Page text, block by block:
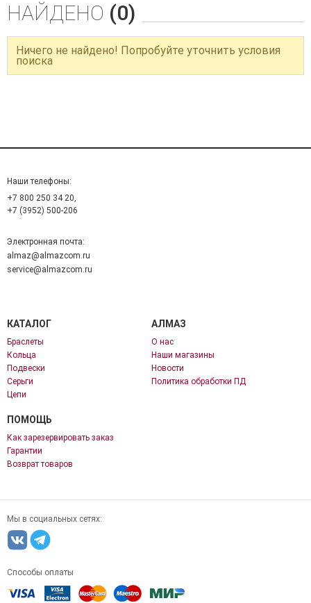
НАЙДЕНО (0)
Ничего не найдено! Попробуйте уточнить условия
поиска
Наши телефоны:
+7 800 250 34 20,
+7 (3952) 500-206
Электронная почта:
almaz@almazcom.ru
service@almazcom.ru
КАТАЛОГ
Браслеты
Кольца
Подвески
Серьги
Цепи
АЛМАЗ
О нас
Наши магазины
Новости
Политика обработки ПД
ПОМОЩЬ
Как зарезервировать заказ
Гарантии
Возврат товаров
Мы в социальных сетях:
Способы оплаты